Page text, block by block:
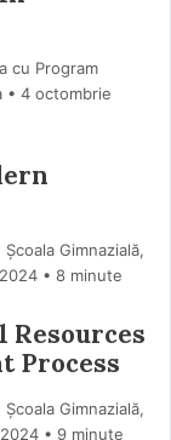
cu Program
4 octombrie
Școala Gimnazială,
• 8 minute
Resources
Process
Școala Gimnazială,
• 9 minute